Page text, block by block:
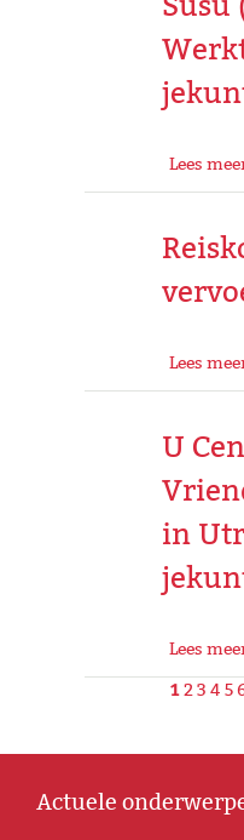
Lees
Lees
U
in
Lees
123 4 5
Actuele